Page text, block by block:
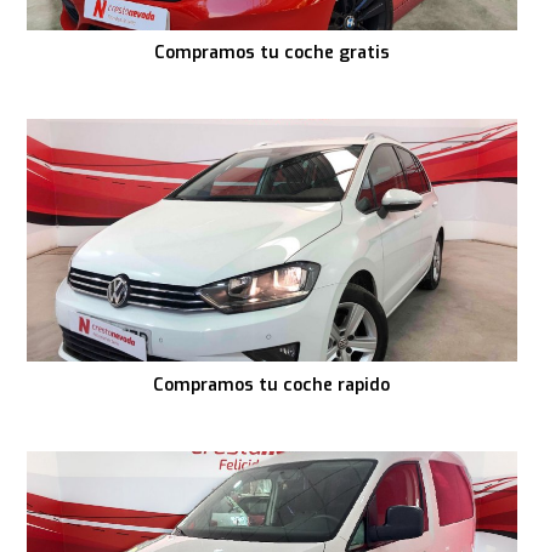
Compramos tu coche gratis
Compramos tu coche rapido